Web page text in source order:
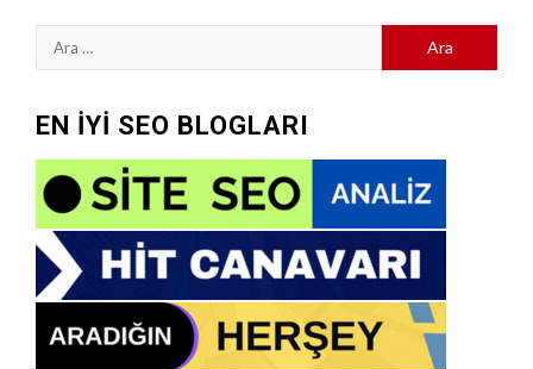
Arama:
EN İYİ SEO BLOGLARI